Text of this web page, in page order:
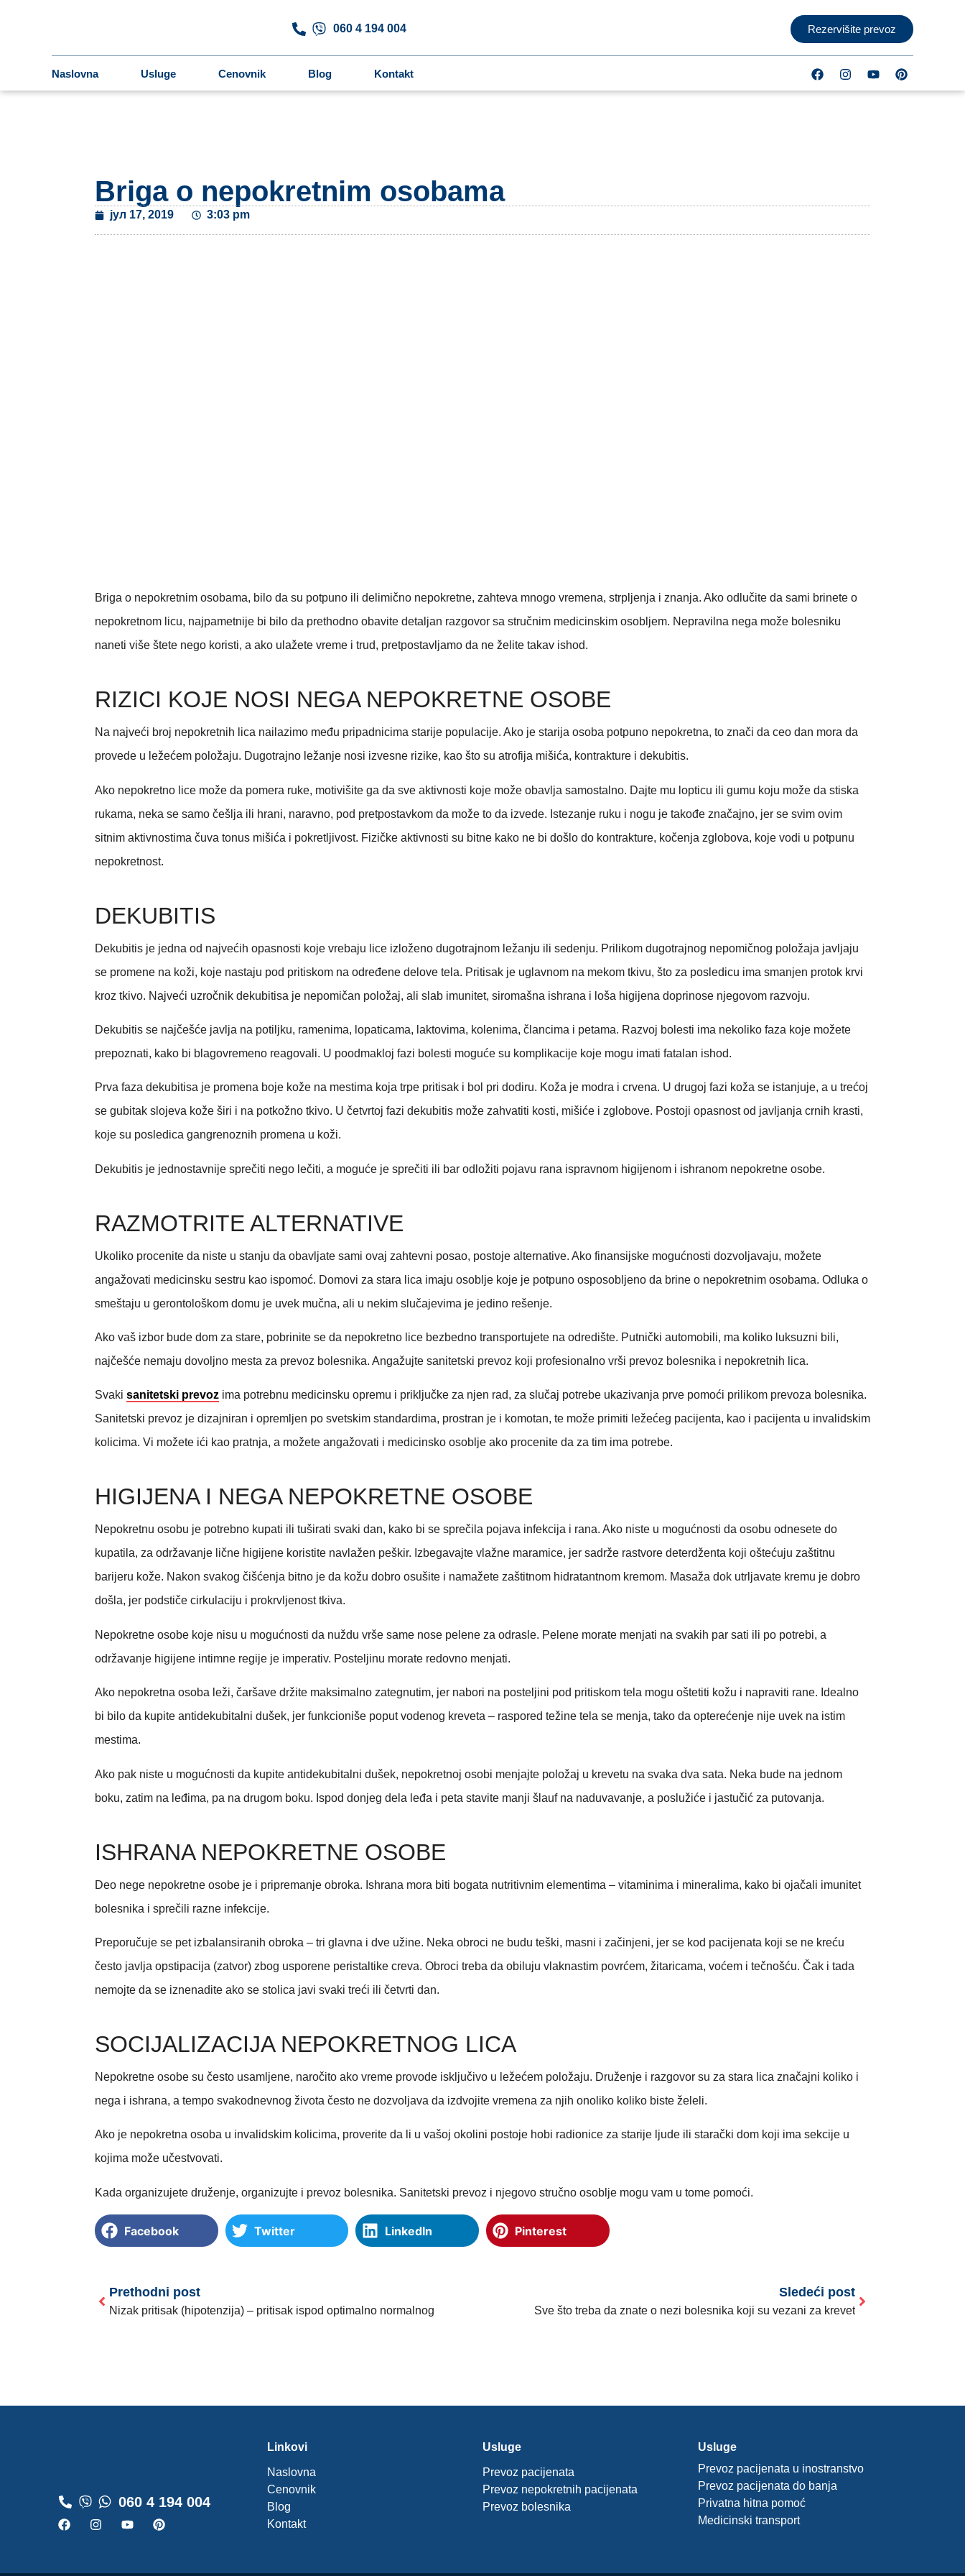
060 4 194 004 Rezervišite prevoz
Naslovna Usluge Cenovnik Blog Kontakt
Briga o nepokretnim osobama
јул 17, 2019 3:03 pm
Briga o nepokretnim osobama, bilo da su potpuno ili delimično nepokretne, zahteva mnogo vremena, strpljenja i znanja. Ako odlučite da sami brinete o
nepokretnom licu, najpametnije bi bilo da prethodno obavite detaljan razgovor sa stručnim medicinskim osobljem. Nepravilna nega može bolesniku
naneti više štete nego koristi, a ako ulažete vreme i trud, pretpostavljamo da ne želite takav ishod.
RIZICI KOJE NOSI NEGA NEPOKRETNE OSOBE
Na najveći broj nepokretnih lica nailazimo među pripadnicima starije populacije. Ako je starija osoba potpuno nepokretna, to znači da ceo dan mora da
provede u ležećem položaju. Dugotrajno ležanje nosi izvesne rizike, kao što su atrofija mišića, kontrakture i dekubitis.
Ako nepokretno lice može da pomera ruke, motivišite ga da sve aktivnosti koje može obavlja samostalno. Dajte mu lopticu ili gumu koju može da stiska
rukama, neka se samo češlja ili hrani, naravno, pod pretpostavkom da može to da izvede. Istezanje ruku i nogu je takođe značajno, jer se svim ovim
sitnim aktivnostima čuva tonus mišića i pokretljivost. Fizičke aktivnosti su bitne kako ne bi došlo do kontrakture, kočenja zglobova, koje vodi u potpunu
nepokretnost.
DEKUBITIS
Dekubitis je jedna od najvećih opasnosti koje vrebaju lice izloženo dugotrajnom ležanju ili sedenju. Prilikom dugotrajnog nepomičnog položaja javljaju
se promene na koži, koje nastaju pod pritiskom na određene delove tela. Pritisak je uglavnom na mekom tkivu, što za posledicu ima smanjen protok krvi
kroz tkivo. Najveći uzročnik dekubitisa je nepomičan položaj, ali slab imunitet, siromašna ishrana i loša higijena doprinose njegovom razvoju.
Dekubitis se najčešće javlja na potiljku, ramenima, lopaticama, laktovima, kolenima, člancima i petama. Razvoj bolesti ima nekoliko faza koje možete
prepoznati, kako bi blagovremeno reagovali. U poodmakloj fazi bolesti moguće su komplikacije koje mogu imati fatalan ishod.
Prva faza dekubitisa je promena boje kože na mestima koja trpe pritisak i bol pri dodiru. Koža je modra i crvena. U drugoj fazi koža se istanjuje, a u trećoj
se gubitak slojeva kože širi i na potkožno tkivo. U četvrtoj fazi dekubitis može zahvatiti kosti, mišiće i zglobove. Postoji opasnost od javljanja crnih krasti,
koje su posledica gangrenoznih promena u koži.
Dekubitis je jednostavnije sprečiti nego lečiti, a moguće je sprečiti ili bar odložiti pojavu rana ispravnom higijenom i ishranom nepokretne osobe.
RAZMOTRITE ALTERNATIVE
Ukoliko procenite da niste u stanju da obavljate sami ovaj zahtevni posao, postoje alternative. Ako finansijske mogućnosti dozvoljavaju, možete
angažovati medicinsku sestru kao ispomoć. Domovi za stara lica imaju osoblje koje je potpuno osposobljeno da brine o nepokretnim osobama. Odluka o
smeštaju u gerontološkom domu je uvek mučna, ali u nekim slučajevima je jedino rešenje.
Ako vaš izbor bude dom za stare, pobrinite se da nepokretno lice bezbedno transportujete na odredište. Putnički automobili, ma koliko luksuzni bili,
najčešće nemaju dovoljno mesta za prevoz bolesnika. Angažujte sanitetski prevoz koji profesionalno vrši prevoz bolesnika i nepokretnih lica.
Svaki sanitetski prevoz ima potrebnu medicinsku opremu i priključke za njen rad, za slučaj potrebe ukazivanja prve pomoći prilikom prevoza bolesnika.
Sanitetski prevoz je dizajniran i opremljen po svetskim standardima, prostran je i komotan, te može primiti ležećeg pacijenta, kao i pacijenta u invalidskim
kolicima. Vi možete ići kao pratnja, a možete angažovati i medicinsko osoblje ako procenite da za tim ima potrebe.
HIGIJENA I NEGA NEPOKRETNE OSOBE
Nepokretnu osobu je potrebno kupati ili tuširati svaki dan, kako bi se sprečila pojava infekcija i rana. Ako niste u mogućnosti da osobu odnesete do
kupatila, za održavanje lične higijene koristite navlažen peškir. Izbegavajte vlažne maramice, jer sadrže rastvore deterdženta koji oštećuju zaštitnu
barijeru kože. Nakon svakog čišćenja bitno je da kožu dobro osušite i namažete zaštitnom hidratantnom kremom. Masaža dok utrljavate kremu je dobro
došla, jer podstiče cirkulaciju i prokrvljenost tkiva.
Nepokretne osobe koje nisu u mogućnosti da nuždu vrše same nose pelene za odrasle. Pelene morate menjati na svakih par sati ili po potrebi, a
održavanje higijene intimne regije je imperativ. Posteljinu morate redovno menjati.
Ako nepokretna osoba leži, čaršave držite maksimalno zategnutim, jer nabori na posteljini pod pritiskom tela mogu oštetiti kožu i napraviti rane. Idealno
bi bilo da kupite antidekubitalni dušek, jer funkcioniše poput vodenog kreveta – raspored težine tela se menja, tako da opterećenje nije uvek na istim
mestima.
Ako pak niste u mogućnosti da kupite antidekubitalni dušek, nepokretnoj osobi menjajte položaj u krevetu na svaka dva sata. Neka bude na jednom
boku, zatim na leđima, pa na drugom boku. Ispod donjeg dela leđa i peta stavite manji šlauf na naduvavanje, a poslužiće i jastučić za putovanja.
ISHRANA NEPOKRETNE OSOBE
Deo nege nepokretne osobe je i pripremanje obroka. Ishrana mora biti bogata nutritivnim elementima – vitaminima i mineralima, kako bi ojačali imunitet
bolesnika i sprečili razne infekcije.
Preporučuje se pet izbalansiranih obroka – tri glavna i dve užine. Neka obroci ne budu teški, masni i začinjeni, jer se kod pacijenata koji se ne kreću
često javlja opstipacija (zatvor) zbog usporene peristaltike creva. Obroci treba da obiluju vlaknastim povrćem, žitaricama, voćem i tečnošću. Čak i tada
nemojte da se iznenadite ako se stolica javi svaki treći ili četvrti dan.
SOCIJALIZACIJA NEPOKRETNOG LICA
Nepokretne osobe su često usamljene, naročito ako vreme provode isključivo u ležećem položaju. Druženje i razgovor su za stara lica značajni koliko i
nega i ishrana, a tempo svakodnevnog života često ne dozvoljava da izdvojite vremena za njih onoliko koliko biste želeli.
Ako je nepokretna osoba u invalidskim kolicima, proverite da li u vašoj okolini postoje hobi radionice za starije ljude ili starački dom koji ima sekcije u
kojima može učestvovati.
Kada organizujete druženje, organizujte i prevoz bolesnika. Sanitetski prevoz i njegovo stručno osoblje mogu vam u tome pomoći.
Facebook Twitter LinkedIn Pinterest
Prethodni post
Nizak pritisak (hipotenzija) – pritisak ispod optimalno normalnog
Sledeći post
Sve što treba da znate o nezi bolesnika koji su vezani za krevet
060 4 194 004
Linkovi
Naslovna
Cenovnik
Blog
Kontakt
Usluge
Prevoz pacijenata
Prevoz nepokretnih pacijenata
Prevoz bolesnika
Usluge
Prevoz pacijenata u inostranstvo
Prevoz pacijenata do banja
Privatna hitna pomoć
Medicinski transport